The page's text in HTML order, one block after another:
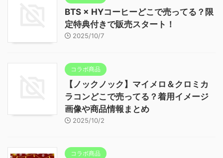
BTS × HYコーヒーどこで売ってる？限
定特典付きで販売スタート！
2025/10/7
コラボ商品
【ノックノック】マイメロ＆クロミカ
ラコンどこで売ってる？着用イメージ
画像や商品情報まとめ
2025/10/2
コラボ商品